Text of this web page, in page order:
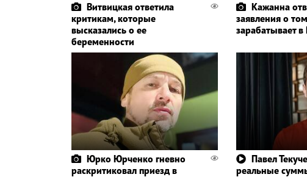
Витвицкая ответила
критикам, которые
высказались о ее
беременности
Кажанна
заявления о
зарабатывает
Юрко Юрченко гневно
раскритиковал приезд в
Павел
реальные